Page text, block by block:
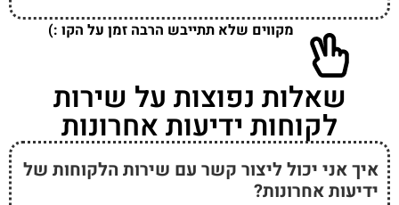
מקווים שלא תתייבש הרבה זמן על הקו :)
שאלות נפוצות על שירות
לקוחות ידיעות אחרונות
איך אני יכול ליצור קשר עם שירות הלקוחות של
ידיעות אחרונות?